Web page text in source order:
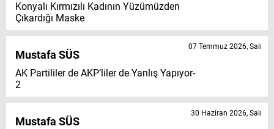
Konyalı Kırmızılı Kadının Yüzümüzden
Çıkardığı Maske
Mustafa SÜS
AK Partililer de AKP’liler de Yanlış Yapıyor-
2
07 Temmuz 2026, Salı
Mustafa SÜS
30 Haziran 2026, Salı